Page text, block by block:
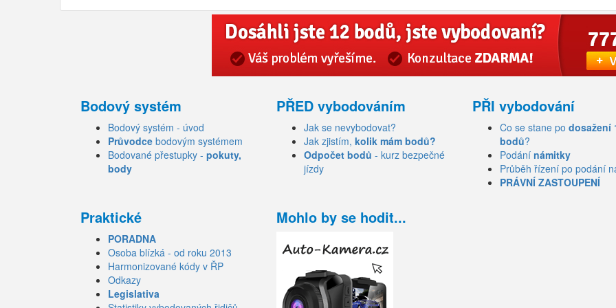
Bodový systém
Bodový systém - úvod
Průvodce bodovým systémem
Bodované přestupky - pokuty,
body
PŘED vybodováním
Jak se nevybodovat?
Jak zjistím, kolik mám bodů?
Odpočet bodů - kurz bezpečné
jízdy
PŘI vybodování
Co se stane po dosažení
bodů?
Podání námitky
Průběh řízení po podání
PRÁVNÍ ZASTOUPENÍ
Praktické
PORADNA
Osoba blízká - od roku 2013
Harmonizované kódy v ŘP
Odkazy
Legislativa
Mohlo by se hodit...